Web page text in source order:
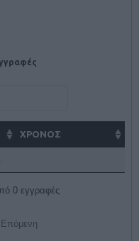
ΧΡΟΝΟΣ
0 εγγραφές
Επόμενη